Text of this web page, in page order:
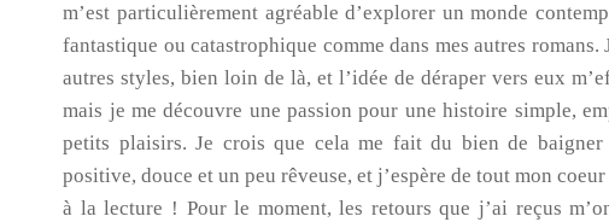
m’est particulièrement agréable d’explorer un monde
fantastique ou catastrophique comme dans mes autres romans.
autres styles, bien loin de là, et l’idée de déraper vers eux
mais je me découvre une passion pour une histoire simple,
petits plaisirs. Je crois que cela me fait du bien de baigner
positive, douce et un peu rêveuse, et j’espère de tout mon
à la lecture ! Pour le moment, les retours que j’ai reçus